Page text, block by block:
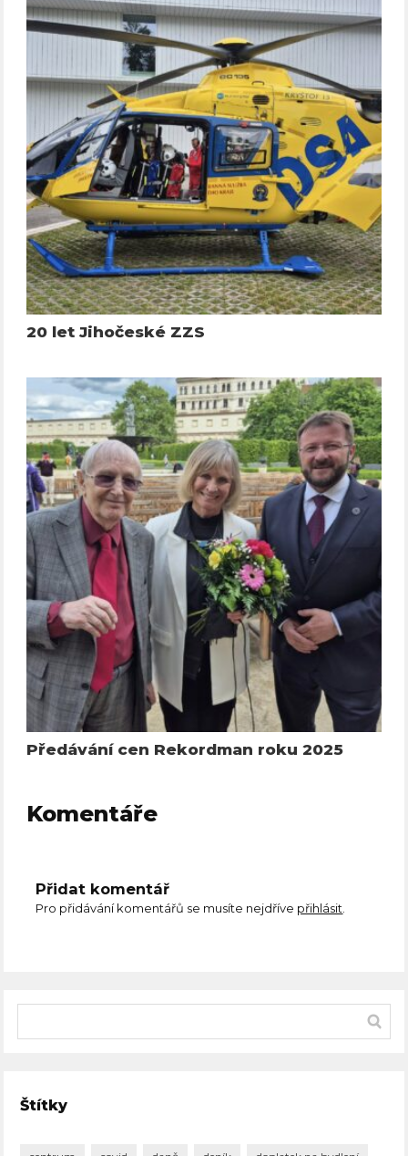
20 let Jihočeské ZZS
Předávání cen Rekordman roku 2025
Komentáře
Přidat komentář
Pro přidávání komentářů se musíte nejdříve přihlásit
Štítky